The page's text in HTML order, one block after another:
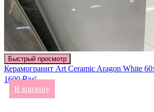
Быстрый просмотр
Керамогранит Art Ceramic Aragon White
1600 ₽/м²
В корзину